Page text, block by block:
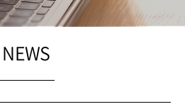
Bio Energy
Plastic Recycling
R&D
NEWS